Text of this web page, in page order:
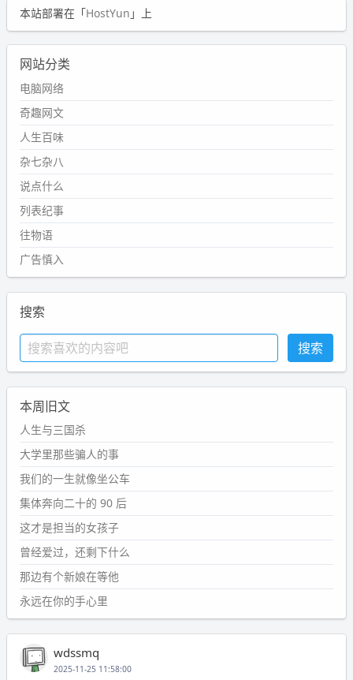
本站部署在「HostYun 」上
网站分类
电脑网络
奇趣网文
人生百味
杂七杂八
说点什么
列表纪事
往物语
广告慎入
搜索
本周旧文
人生与三国杀
大学里那些骗人的事
我们的一生就像坐公车
集体奔向二十的 90 后
这才是担当的女孩子
曾经爱过，还剩下什么
那边有个新娘在等他
永远在你的手心里
wdssmq
2025-11-25 11:58:00